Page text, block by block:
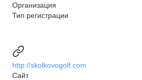
Организация
Тип регистрации
http://skolkovogolf.com
Сайт